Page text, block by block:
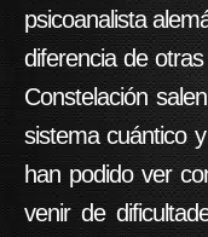
psicoanalista
diferencia de
Constelación
sistema cuántico
han podido ver
venir de